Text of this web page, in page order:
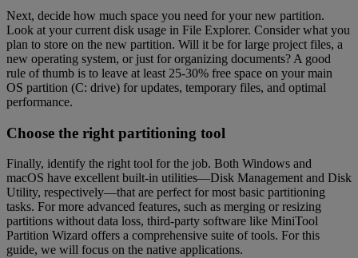
Next, decide how much space you need for your new partition.
Look at your current disk usage in File Explorer. Consider what you
plan to store on the new partition. Will it be for large project files, a
new operating system, or just for organizing documents? A good
rule of thumb is to leave at least 25-30% free space on your main
OS partition (C: drive) for updates, temporary files, and optimal
performance.
Choose the right partitioning tool
Finally, identify the right tool for the job. Both Windows and
macOS have excellent built-in utilities—Disk Management and Disk
Utility, respectively—that are perfect for most basic partitioning
tasks. For more advanced features, such as merging or resizing
partitions without data loss, third-party software like MiniTool
Partition Wizard offers a comprehensive suite of tools. For this
guide, we will focus on the native applications.